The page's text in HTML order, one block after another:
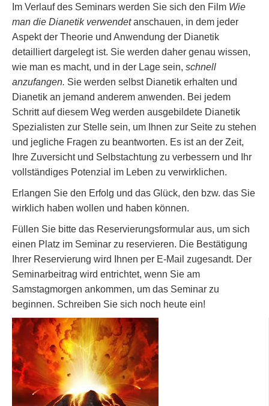
Im Verlauf des Seminars werden Sie sich den Film Wie
man die Dianetik verwendetanschauen, in dem jeder
Aspekt der Theorie und Anwendung der Dianetik
detailliert dargelegt ist. Sie werden daher genau wissen,
wie man es macht, und in der Lage sein, schnell
anzufangen. Sie werden selbst Dianetik erhalten und
Dianetik an jemand anderem anwenden. Bei jedem
Schritt auf diesem Weg werden ausgebildete Dianetik
Spezialisten zur Stelle sein, um Ihnen zur Seite zu stehen
und jegliche Fragen zu beantworten. Es ist an der Zeit,
Ihre Zuversicht und Selbstachtung zu verbessern und Ihr
vollständiges Potenzial im Leben zu verwirklichen.
Erlangen Sie den Erfolg und das Glück, den bzw. das Sie
wirklich haben wollen und haben können.
Füllen Sie bitte das Reservierungsformular aus, um sich
einen Platz im Seminar zu reservieren. Die Bestätigung
Ihrer Reservierung wird Ihnen per E-Mail zugesandt. Der
Seminarbeitrag wird entrichtet, wenn Sie am
Samstagmorgen ankommen, um das Seminar zu
beginnen. Schreiben Sie sich noch heute ein!